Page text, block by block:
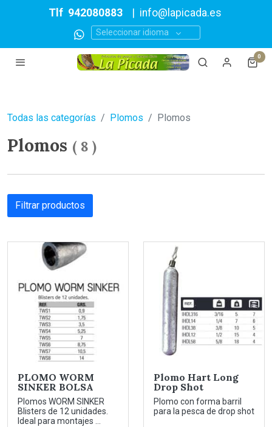
Tlf 942080883 info@lapicada.es
Seleccionar idioma
0
Todas las categorías Plomos Plomos
Plomos ( 8 )
Filtrar productos
PLOMO WORM
SINKER BOLSA
Plomos WORM SINKER
Blisters de 12 unidades.
Ideal para montajes ...
Plomo Hart Long
Drop Shot
Plomo con forma barril
para la pesca de drop shot